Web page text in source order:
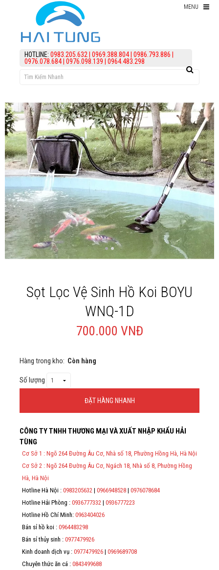
MENU
HOTLINE: 0983.205.632 0969.388.804| 0986.793.886
0976.078.684| 0976.098.139 0964.483.298
Sọt Lọc Vệ Sinh Hồ Koi BOYU
WNQ-1D
700.000 VNĐ
Hàng trong kho: Còn hàng
Số lượng
ĐẶT HÀNG NHANH
Theo Nghị định 123/2020/NĐ-CP và nghị định 70/2025/NĐ-CP về
việc thực hiện lập Hóa Đơn Điện Tử bán hàng và cung cấp dịch vụ
cho người mua bắt buộc phải thế hiện đầy đủ thông tin: họ tên,
địa chỉ, mã số thuế/ căn cước công dân/ số định danh.
CÔNG TY TNHH THƯƠNG MẠI VÀ XUẤT NHẬP KHẨU HẢI
TÙNG
Cơ Sở 1 : Ngõ 264 Đường Âu Cơ, Nhà số 18, Phường Hồng Hà, Hà Nội
Cơ Sở 2 : Ngõ 264 Đường Âu Cơ, Ngách 18, Nhà số 8, Phường Hồng
Hà, Hà Nội
Hotline Hà Nội : 0983205632 | 0966948528 | 0976078684
Hotline Hải Phòng : 0936777332 | 0936777223
Hotline Hồ Chí Minh: 0963404026
Bán sỉ hồ koi : 0964483298
Bán sỉ thủy sinh : 0977479926
Kinh doanh dịch vụ : 0977479926 | 0969689708
Chuyên thức ăn cá : 0843499688
Thiết bị hồ Koi
Thức ăn cho cá koi
điều trị bệnh Cá Koi
Vi Sinh Hồ Koi
assign('article_categories',
article_categories_tree('0')); ?>
Làm lọc hồ koi
HỖ TRỢ
Giới thiệu
Liên Hệ